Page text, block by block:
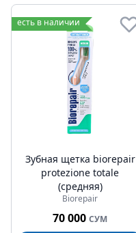
есть в наличии
Зубная щетка biorepair
protezione totale
(средняя)
Biorepair
70 000 СУМ